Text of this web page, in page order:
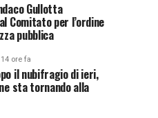
Gullotta
Comitato per l’ordine
pubblica
14 ore fa
il nubifragio di ieri,
sta tornando alla